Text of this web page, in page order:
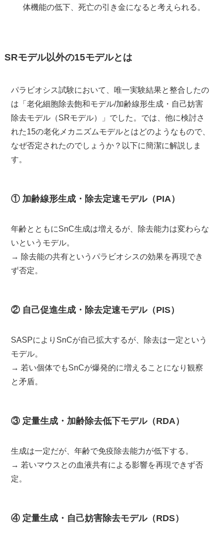
体機能の低下、死亡の引き金になると考えられる。
SRモデル以外の15モデルとは
パラビオシス試験において、唯一実験結果と整合したの
は「老化細胞除去飽和モデル/加齢線形生成・自己妨害
除去モデル（SRモデル）」でした。では、他に検討さ
れた15の老化メカニズムモデルとはどのようなもので、
なぜ否定されたのでしょうか？以下に簡潔に解説しま
す。
① 加齢線形生成・除去定速モデル（PIA）
年齢とともにSnC生成は増えるが、除去能力は変わらな
いというモデル。
→ 除去能の共有というパラビオシスの効果を再現でき
ず否定。
② 自己促進生成・除去定速モデル（PIS）
SASPによりSnCが自己拡大するが、除去は一定という
モデル。
→ 若い個体でもSnCが爆発的に増えることになり観察
と矛盾。
③ 定量生成・加齢除去低下モデル（RDA）
生成は一定だが、年齢で免疫除去能力が低下する。
→ 若いマウスとの血液共有による影響を再現できず否
定。
④ 定量生成・自己妨害除去モデル（RDS）